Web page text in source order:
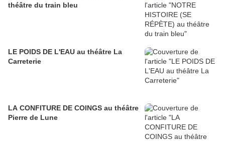
théâtre du train bleu
LE POIDS DE L'EAU au théâtre La
Carreterie
LA CONFITURE DE COINGS au théâtre
Pierre de Lune